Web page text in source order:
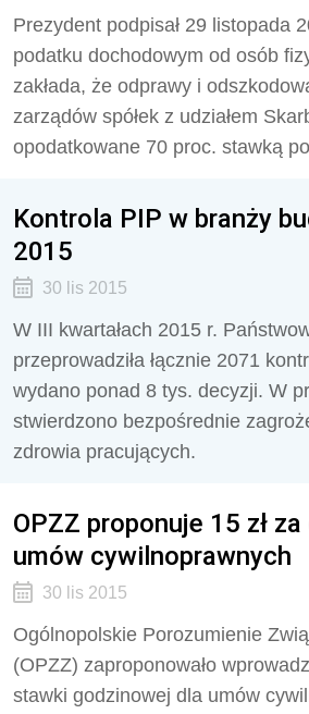
Prezydent podpisał 29 listopada
podatku dochodowym od osób
zakłada, że odprawy i
zarządów spółek z udziałem
opodatkowane 70 proc. stawką
Kontrola PIP w branży
2015
30 lis 2015
W III kwartałach 2015 r.
przeprowadziła łącznie 2071
wydano ponad 8 tys. decyzji. W
stwierdzono bezpośrednie
zdrowia pracujących.
OPZZ proponuje 15 zł
umów cywilnoprawnych
30 lis 2015
Ogólnopolskie Porozumienie
(OPZZ) zaproponowało
stawki godzinowej dla umów